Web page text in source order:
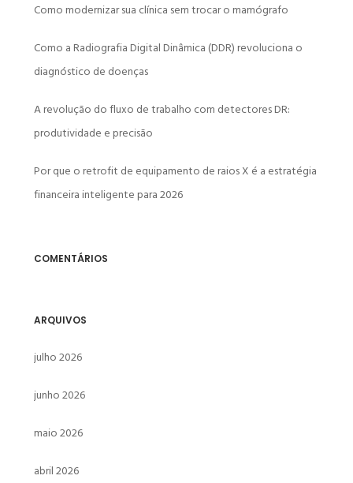
Como modernizar sua clínica sem trocar o mamógrafo
Como a Radiografia Digital Dinâmica (DDR) revoluciona o
diagnóstico de doenças
A revolução do fluxo de trabalho com detectores DR:
produtividade e precisão
Por que o retrofit de equipamento de raios X é a estratégia
financeira inteligente para 2026
COMENTÁRIOS
ARQUIVOS
julho 2026
junho 2026
maio 2026
abril 2026